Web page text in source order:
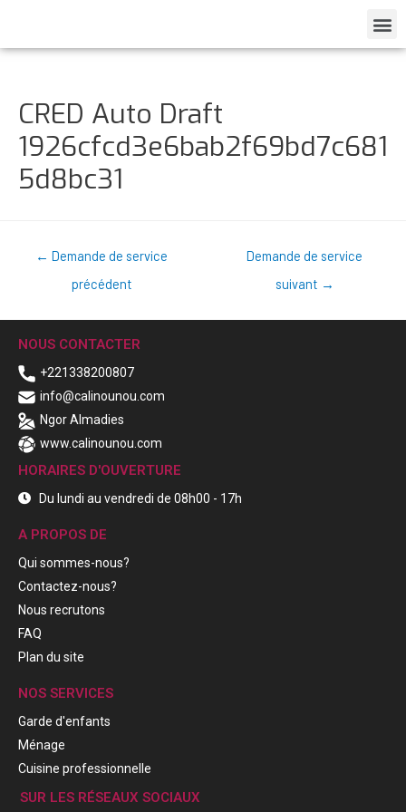
CRED Auto Draft
1926cfcd3e6bab2f69bd7c681
5d8bc31
← Demande de service
précédent
Demande de service
suivant →
NOUS CONTACTER
+221338200807
info@calinounou.com
Ngor Almadies
www.calinounou.com
HORAIRES D'OUVERTURE
Du lundi au vendredi de 08h00 - 17h
A PROPOS DE
Qui sommes-nous?
Contactez-nous?
Nous recrutons
FAQ
Plan du site
NOS SERVICES
Garde d'enfants
Ménage
Cuisine professionnelle
SUR LES RÉSEAUX SOCIAUX